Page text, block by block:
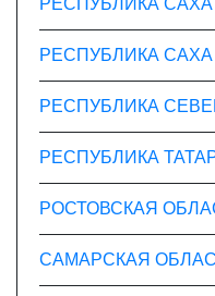
РЕСПУБЛИКА
РЕСПУБЛИКА
РЕСПУБЛИКА
РОСТОВСКАЯ
САМАРСКАЯ